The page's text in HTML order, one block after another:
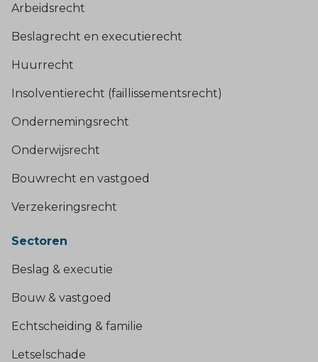
Arbeidsrecht
Beslagrecht en executierecht
Huurrecht
Insolventierecht (faillissementsrecht)
Ondernemingsrecht
Onderwijsrecht
Bouwrecht en vastgoed
Verzekeringsrecht
Sectoren
Beslag & executie
Bouw & vastgoed
Echtscheiding & familie
Letselschade